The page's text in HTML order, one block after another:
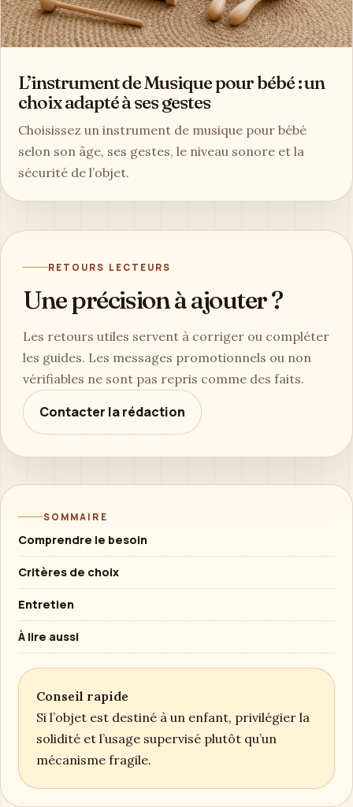
L’instrument de Musique pour bébé : un
choix adapté à ses gestes
Choisissez un instrument de musique pour bébé
selon son âge, ses gestes, le niveau sonore et la
sécurité de l’objet.
RETOURS LECTEURS
Une précision à ajouter ?
Les retours utiles servent à corriger ou compléter
les guides. Les messages promotionnels ou non
vérifiables ne sont pas repris comme des faits.
Contacter la rédaction
SOMMAIRE
Comprendre le besoin
Critères de choix
Entretien
À lire aussi
Conseil rapide
Si l’objet est destiné à un enfant, privilégier la
solidité et l’usage supervisé plutôt qu’un
mécanisme fragile.